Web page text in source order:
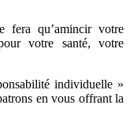
fera qu’amincir votre
votre santé, votre
individuelle »
en vous offrant la